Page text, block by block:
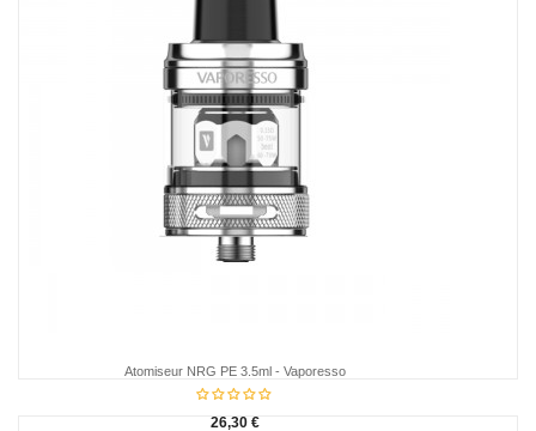
Atomiseur NRG PE 3.5ml - Vaporesso
26,30 €